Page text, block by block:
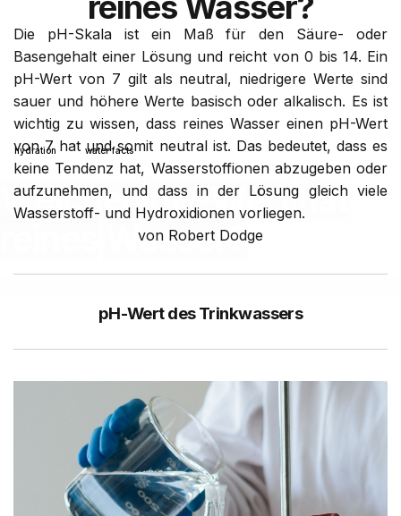
hydration water facts
WelchenpH-Werthat
Wasser?
Die pH-Skala ist ein Maß für den Säure- oder
Basengehalt einer Lösung und reicht von 0 bis 14. Ein
pH-Wert von 7 gilt als neutral, niedrigere Werte sind
sauer und höhere Werte basisch oder alkalisch. Es ist
wichtig zu wissen, dass reines Wasser einen pH-Wert
von 7 hat und somit neutral ist. Das bedeutet, dass es
keine Tendenz hat, Wasserstoffionen abzugeben oder
aufzunehmen, und dass in der Lösung gleich viele
Wasserstoff- und Hydroxidionen vorliegen.
von Robert Dodge
pH-Wert des Trinkwassers